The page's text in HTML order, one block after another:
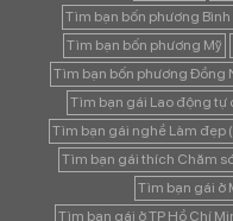
Tìm bạn bốn phương Bình
Tìm bạn bốn phương Mỹ
Tìm bạn bốn phương Đồng
Tìm bạn gái Lao động tự
Tìm bạn gái nghề Làm đẹp
Tìm bạn gái thích Chăm
Tìm bạn gái ở
Tìm bạn gái ở TP Hồ Chí